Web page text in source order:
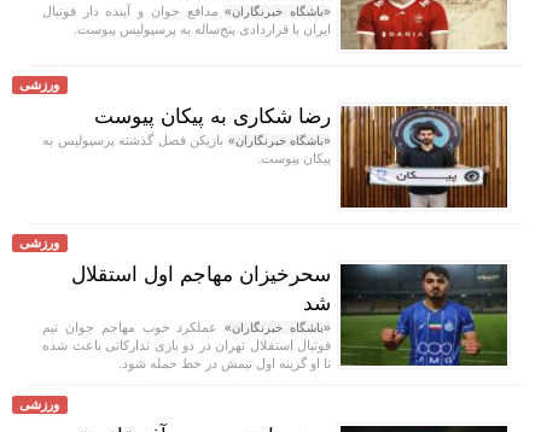
«باشگاه خبرنگاران»مدافع جوان و آینده دار فوتبال
ایران با قراردادی پنج‌ساله به پرسپولیس پیوست.
ورزشی
رضا شکاری به پیکان پیوست
«باشگاه خبرنگاران» بازیکن فصل گذشته پرسپولیس به
پیکان پیوست.
ورزشی
سحرخیزان مهاجم اول استقلال
شد
«باشگاه خبرنگاران»عملکرد خوب مهاجم جوان تیم
فوتبال استقلال تهران در دو بازی تدارکاتی باعث شده
تا او گزینه اول تیمش در خط حمله شود.
ورزشی